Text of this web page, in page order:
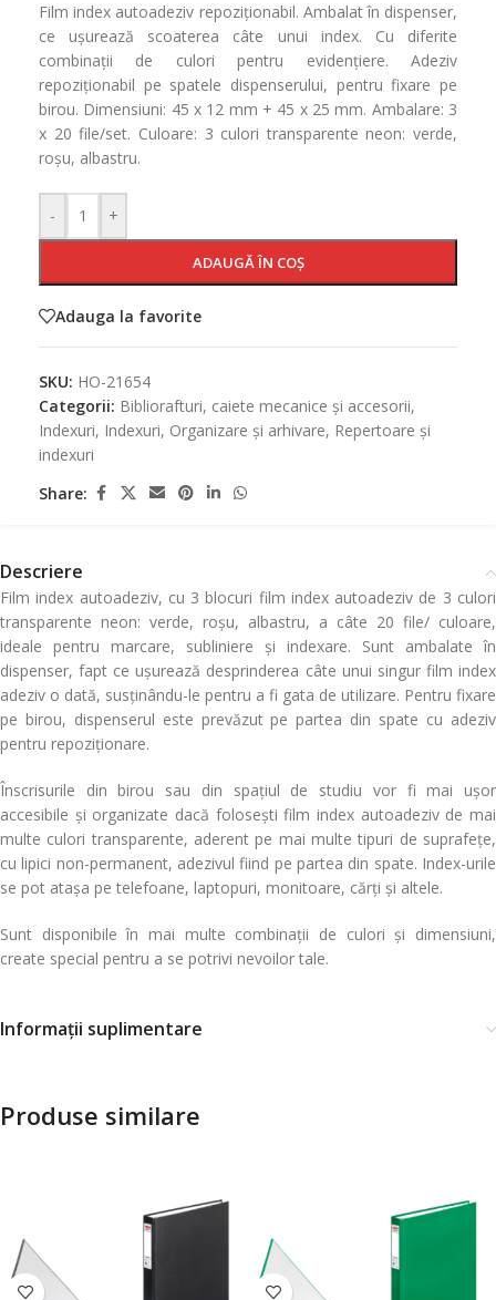
Film index autoadeziv repoziționabil. Ambalat în dispenser,
ce ușurează scoaterea câte unui index. Cu diferite
combinații de culori pentru evidențiere. Adeziv
repoziționabil pe spatele dispenserului, pentru fixare pe
birou. Dimensiuni: 45 x 12 mm + 45 x 25 mm. Ambalare: 3
x 20 file/set. Culoare: 3 culori transparente neon: verde,
roșu, albastru.
- +
ADAUGĂ ÎN COȘ
Adauga la favorite
SKU: HO-21654
Categorii: Bibliorafturi, caiete mecanice și accesorii,
Indexuri, Indexuri, Organizare și arhivare, Repertoare și
indexuri
Share:
Descriere
Film index autoadeziv, cu 3 blocuri film index autoadeziv de 3 culori
transparente neon: verde, roșu, albastru, a câte 20 file/ culoare,
ideale pentru marcare, subliniere și indexare. Sunt ambalate în
dispenser, fapt ce ușurează desprinderea câte unui singur film index
adeziv o dată, susținându-le pentru a fi gata de utilizare. Pentru fixare
pe birou, dispenserul este prevăzut pe partea din spate cu adeziv
pentru repoziționare.
Înscrisurile din birou sau din spațiul de studiu vor fi mai ușor
accesibile și organizate dacă folosești film index autoadeziv de mai
multe culori transparente, aderent pe mai multe tipuri de suprafețe,
cu lipici non-permanent, adezivul fiind pe partea din spate. Index-urile
se pot atașa pe telefoane, laptopuri, monitoare, cărți și altele.
Sunt disponibile în mai multe combinații de culori și dimensiuni,
create special pentru a se potrivi nevoilor tale.
Informații suplimentare
Produse similare